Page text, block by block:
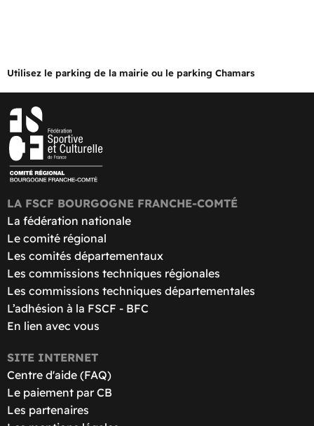
Utilisez le parking de la mairie ou le parking Chamars
LA FSCF BOURGOGNE FRANCHE-COMTÉ
La fédération nationale
Le comité régional
Les comités départementaux
Les commissions techniques régionales
Les commissions techniques départementales
L’adhésion à la FSCF - BFC
En lien avec vous
SITE INTERNET
Centre d'aide (FAQ)
Le paiement par CB
Les partenaires